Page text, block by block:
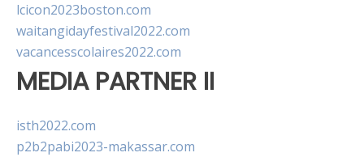
lcicon2023boston.com
waitangidayfestival2022.com
vacancesscolaires2022.com
MEDIA PARTNER II
isth2022.com
p2b2pabi2023-makassar.com